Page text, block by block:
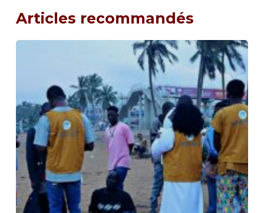
Articles recommandés